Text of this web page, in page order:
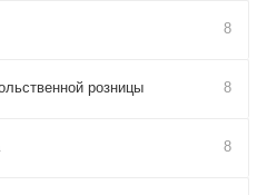
8
розницы 8
8